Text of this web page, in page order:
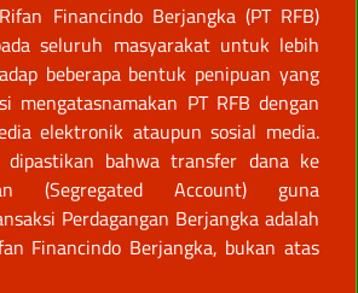
Financindo Berjangka (PT RFB)
seluruh masyarakat untuk lebih
beberapa bentuk penipuan yang
mengatasnamakan PT RFB dengan
elektronik ataupun sosial media.
bahwa transfer dana ke
(Segregated Account) guna
Perdagangan Berjangka adalah
Financindo Berjangka, bukan atas